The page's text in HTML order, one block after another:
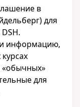
в
для
информацию,
«обычных»
для